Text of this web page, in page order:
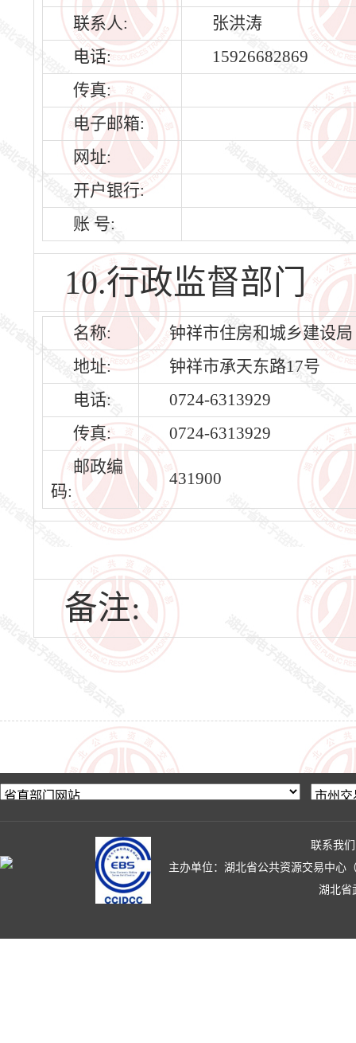
联系人:
张洪涛
电话:
15926682869
传真:
电子邮箱:
网址:
开户银行:
账 号:
10.行政监督部门
名称:
钟祥市住房和城乡建设局
地址:
钟祥市承天东路17号
电话:
0724-6313929
传真:
0724-6313929
邮政编
码:
431900
备注:
联系我们
主办单位：湖北省公共资源交易中心
湖北省